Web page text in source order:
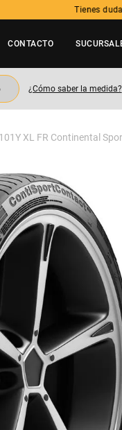
Tienes
CONTACTO
¿Cómo saber la medida?
XL FR Continental
TÉRMINOS MÁS
. neumatico
3 . 195
5. 245